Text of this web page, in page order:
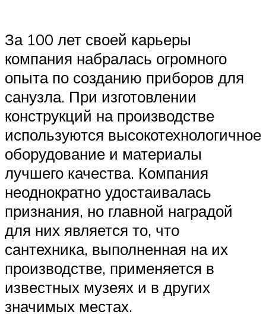
За 100 лет своей карьеры
компания набралась огромного
опыта по созданию приборов для
санузла. При изготовлении
конструкций на производстве
используются высокотехнологичное
оборудование и материалы
лучшего качества. Компания
неоднократно удостаивалась
признания, но главной наградой
для них является то, что
сантехника, выполненная на их
производстве, применяется в
известных музеях и в других
значимых местах.